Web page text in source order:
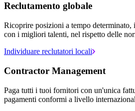
Reclutamento globale
Ricoprire posizioni a tempo determinato,
con i migliori talenti, nel rispetto delle
Individuare reclutatori locali
Contractor Management
Paga tutti i tuoi fornitori con un'unica
pagamenti conformi a livello